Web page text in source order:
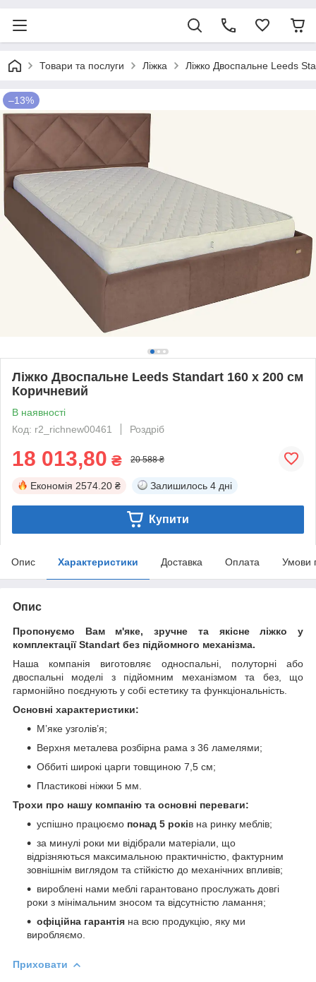
Товари та послуги Ліжка Ліжко Двоспальне Leeds
–13%
Ліжко Двоспальне Leeds Standart 160 х 200 см
Коричневий
В наявності
Код: r2_richnew00461
Роздріб
18 013,80 ₴ 20 588 ₴
Економія 2574.20 ₴ Залишилось 4 дні
Купити
Опис Характеристики Доставка Оплата Умови
Опис
Пропонуємо Вам м'яке, зручне та якiсне ліжко у
комплектації Standart без підйомного механізма.
Наша компанія виготовляє односпальні, полуторні або
двоспальні моделі з підйомним механізмом та без, що
гармонійно поєднують у собі естетику та функціональність.
Основні характеристики:
М’яке узголів’я;
Верхня металева розбірна рама з 36 ламелями;
Оббиті широкі царги товщиною 7,5 см;
Пластикові ніжки 5 мм.
Трохи про нашу компанію та основні переваги:
успішно працюємо понад 5 років на ринку меблів;
за минулі роки ми відібрали матеріали, що
відрізняються максимальною практичністю, фактурним
зовнішнім виглядом та стійкістю до механічних впливів;
вироблені нами меблі гарантовано прослужать довгі
роки з мінімальним зносом та відсутністю ламання;
офіційна гарантія на всю продукцію, яку ми
виробляємо.
Приховати